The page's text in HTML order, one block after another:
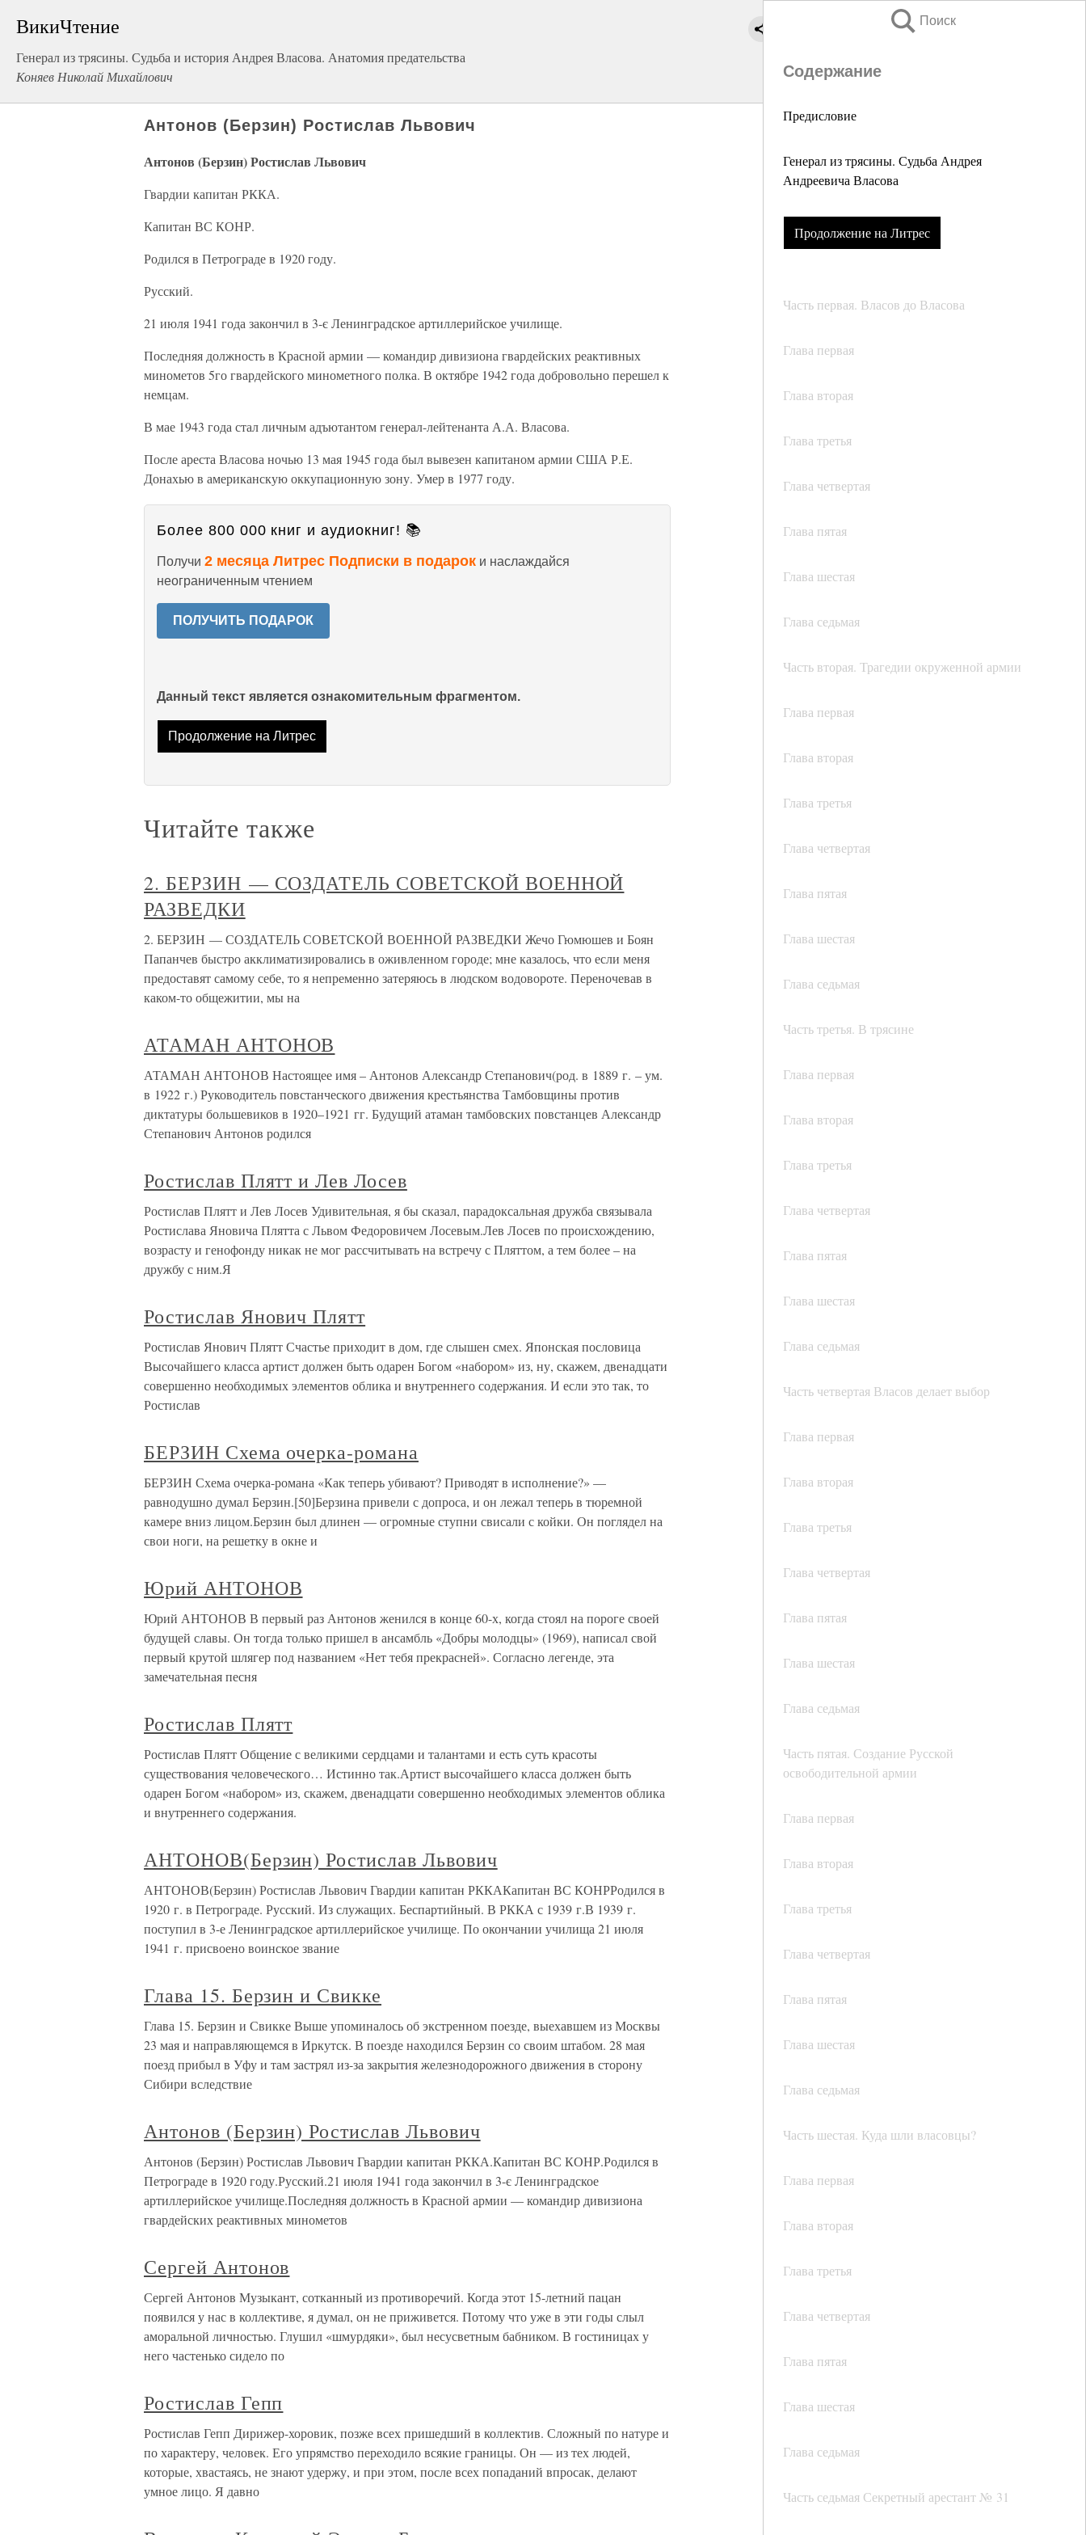
ВикиЧтение
Генерал из трясины. Судьба и история Андрея Власова. Анатомия предательства
Коняев Николай Михайлович
Поиск
Содержание
Предисловие
Генерал из трясины. Судьба Андрея
Андреевича Власова
Продолжение на Литрес
Часть первая. Власов до Власова
Глава первая
Глава вторая
Глава третья
Глава четвертая
Глава пятая
Глава шестая
Глава седьмая
Часть вторая. Трагедии окруженной армии
Глава первая
Глава вторая
Глава третья
Глава четвертая
Глава пятая
Глава шестая
Глава седьмая
Часть третья. В трясине
Глава первая
Глава вторая
Глава третья
Глава четвертая
Глава пятая
Глава шестая
Глава седьмая
Часть четвертая Власов делает выбор
Глава первая
Глава вторая
Глава третья
Глава четвертая
Глава пятая
Глава шестая
Глава седьмая
Часть пятая. Создание Русской
освободительной армии
Глава первая
Глава вторая
Глава третья
Глава четвертая
Глава пятая
Глава шестая
Глава седьмая
Часть шестая. Куда шли власовцы?
Глава первая
Глава вторая
Глава третья
Глава четвертая
Глава пятая
Глава шестая
Глава седьмая
Часть седьмая Секретный арестант № 31
Антонов (Берзин) Ростислав Львович
Антонов (Берзин) Ростислав Львович
Гвардии капитан РККА.
Капитан ВС КОНР.
Родился в Петрограде в 1920 году.
Русский.
21 июля 1941 года закончил в 3-є Ленинградское артиллерийское училище.
Последняя должность в Красной армии — командир дивизиона гвардейских реактивных
минометов 5го гвардейского минометного полка. В октябре 1942 года добровольно перешел к
немцам.
В мае 1943 года стал личным адъютантом генерал-лейтенанта А.А. Власова.
После ареста Власова ночью 13 мая 1945 года был вывезен капитаном армии США Р.Е.
Донахью в американскую оккупационную зону. Умер в 1977 году.
Более 800 000 книг и аудиокниг! 📚
Получи 2 месяца Литрес Подписки в подарок и наслаждайся
неограниченным чтением
ПОЛУЧИТЬ ПОДАРОК
Данный текст является ознакомительным фрагментом.
Продолжение на Литрес
Читайте также
2. БЕРЗИН — СОЗДАТЕЛЬ СОВЕТСКОЙ ВОЕННОЙ
РАЗВЕДКИ
2. БЕРЗИН — СОЗДАТЕЛЬ СОВЕТСКОЙ ВОЕННОЙ РАЗВЕДКИ Жечо Гюмюшев и Боян
Папанчев быстро акклиматизировались в оживленном городе; мне казалось, что если меня
предоставят самому себе, то я непременно затеряюсь в людском водовороте. Переночевав в
каком-то общежитии, мы на
АТАМАН АНТОНОВ
АТАМАН АНТОНОВ Настоящее имя – Антонов Александр Степанович(род. в 1889 г. – ум.
в 1922 г.) Руководитель повстанческого движения крестьянства Тамбовщины против
диктатуры большевиков в 1920–1921 гг. Будущий атаман тамбовских повстанцев Александр
Степанович Антонов родился
Ростислав Плятт и Лев Лосев
Ростислав Плятт и Лев Лосев Удивительная, я бы сказал, парадоксальная дружба связывала
Ростислава Яновича Плятта с Львом Федоровичем Лосевым.Лев Лосев по происхождению,
возрасту и генофонду никак не мог рассчитывать на встречу с Пляттом, а тем более – на
дружбу с ним.Я
Ростислав Янович Плятт
Ростислав Янович Плятт Счастье приходит в дом, где слышен смех. Японская пословица
Высочайшего класса артист должен быть одарен Богом «набором» из, ну, скажем, двенадцати
совершенно необходимых элементов облика и внутреннего содержания. И если это так, то
Ростислав
БЕРЗИН Схема очерка-романа
БЕРЗИН Схема очерка-романа «Как теперь убивают? Приводят в исполнение?» —
равнодушно думал Берзин.[50]Берзина привели с допроса, и он лежал теперь в тюремной
камере вниз лицом.Берзин был длинен — огромные ступни свисали с койки. Он поглядел на
свои ноги, на решетку в окне и
Юрий АНТОНОВ
Юрий АНТОНОВ В первый раз Антонов женился в конце 60-х, когда стоял на пороге своей
будущей славы. Он тогда только пришел в ансамбль «Добры молодцы» (1969), написал свой
первый крутой шлягер под названием «Нет тебя прекрасней». Согласно легенде, эта
замечательная песня
Ростислав Плятт
Ростислав Плятт Общение с великими сердцами и талантами и есть суть красоты
существования человеческого… Истинно так.Артист высочайшего класса должен быть
одарен Богом «набором» из, скажем, двенадцати совершенно необходимых элементов облика
и внутреннего содержания.
АНТОНОВ(Берзин) Ростислав Львович
АНТОНОВ(Берзин) Ростислав Львович Гвардии капитан РККАКапитан ВС КОНРРодился в
1920 г. в Петрограде. Русский. Из служащих. Беспартийный. В РККА с 1939 г.В 1939 г.
поступил в 3-е Ленинградское артиллерийское училище. По окончании училища 21 июля
1941 г. присвоено воинское звание
Глава 15. Берзин и Свикке
Глава 15. Берзин и Свикке Выше упоминалось об экстренном поезде, выехавшем из Москвы
23 мая и направляющемся в Иркутск. В поезде находился Берзин со своим штабом. 28 мая
поезд прибыл в Уфу и там застрял из-за закрытия железнодорожного движения в сторону
Сибири вследствие
Антонов (Берзин) Ростислав Львович
Антонов (Берзин) Ростислав Львович Гвардии капитан РККА.Капитан ВС КОНР.Родился в
Петрограде в 1920 году.Русский.21 июля 1941 года закончил в 3-є Ленинградское
артиллерийское училище.Последняя должность в Красной армии — командир дивизиона
гвардейских реактивных минометов
Сергей Антонов
Сергей Антонов Музыкант, сотканный из противоречий. Когда этот 15-летний пацан
появился у нас в коллективе, я думал, он не приживется. Потому что уже в эти годы слыл
аморальной личностью. Глушил «шмурдяки», был несусветным бабником. В гостиницах у
него частенько сидело по
Ростислав Гепп
Ростислав Гепп Дирижер-хоровик, позже всех пришедший в коллектив. Сложный по натуре и
по характеру, человек. Его упрямство переходило всякие границы. Он — из тех людей,
которые, хвастаясь, не знают удержу, и при этом, после всех попаданий впросак, делают
умное лицо. Я давно